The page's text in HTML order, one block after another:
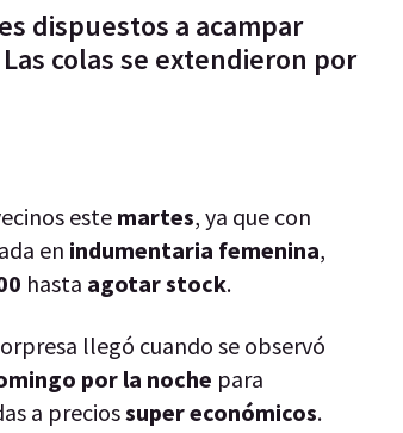
dispuestos a acampar
colas se extendieron por
este martes, ya que con
en indumentaria femenina,
hasta agotar stock.
llegó cuando se observó
por la noche para
a preciossuper económicos.